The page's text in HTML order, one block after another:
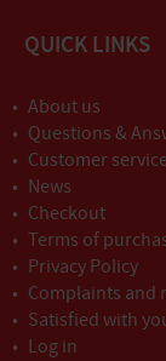
QUICK LINKS
About us
Questions &
Customer service
News
Checkout
Terms of
Privacy Policy
Complaints and
Satisfied with
Log in